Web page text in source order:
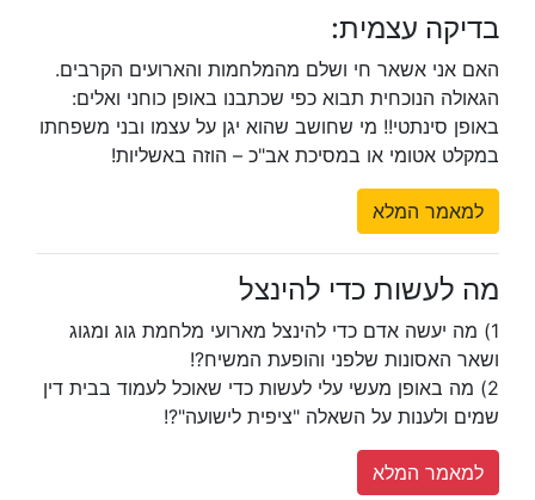
בדיקה עצמית:
האם אני אשאר חי ושלם מהמלחמות והארועים הקרבים.
הגאולה הנוכחית תבוא כפי שכתבנו באופן כוחני ואלים:
באופן סינתטי!! מי שחושב שהוא יגן על עצמו ובני משפחתו
במקלט אטומי או במסיכת אב"כ – הוזה באשליות!
למאמר המלא
מה לעשות כדי להינצל
1) מה יעשה אדם כדי להינצל מארועי מלחמת גוג ומגוג
ושאר האסונות שלפני והופעת המשיח?!
2) מה באופן מעשי עלי לעשות כדי שאוכל לעמוד בבית דין
שמים ולענות על השאלה "ציפית לישועה"?!
למאמר המלא